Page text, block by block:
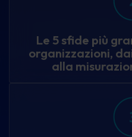
Le 5 sfide più
organizzazioni,
alla